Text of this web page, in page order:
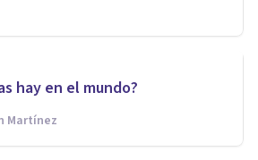
hay en el mundo?
Martínez